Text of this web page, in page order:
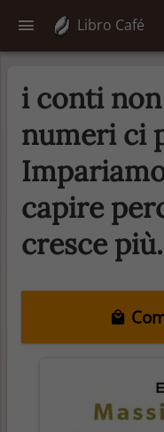
Libro Café
i conti
numeri ci
capire
cresce più.